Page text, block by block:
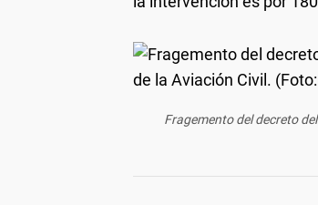
Fragemento del decreto